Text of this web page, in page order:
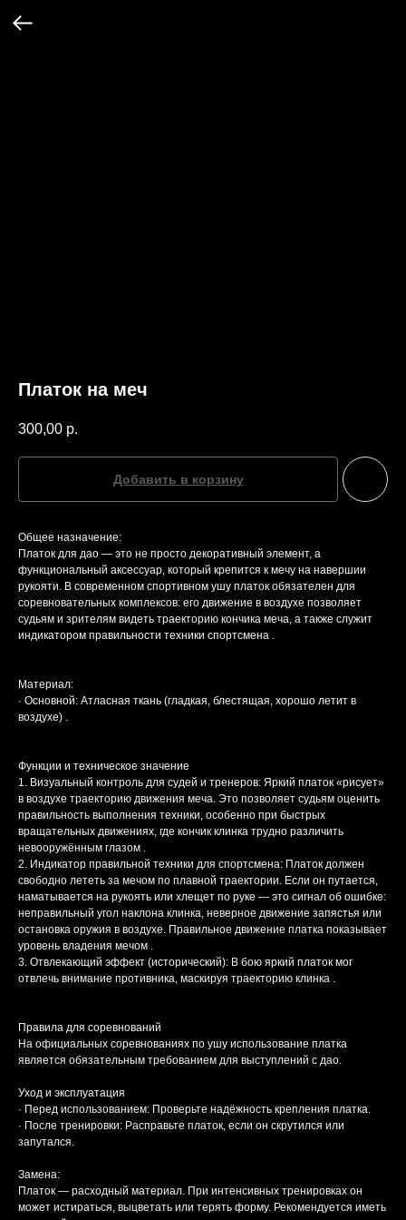
Платок на меч
300,00 р.
Добавить в корзину
Общее назначение:
Платок для дао — это не просто декоративный элемент, а
функциональный аксессуар, который крепится к мечу на навершии
рукояти. В современном спортивном ушу платок обязателен для
соревновательных комплексов: его движение в воздухе позволяет
судьям и зрителям видеть траекторию кончика меча, а также служит
индикатором правильности техники спортсмена .
Материал:
· Основной: Атласная ткань (гладкая, блестящая, хорошо летит в
воздухе) .
Функции и техническое значение
1. Визуальный контроль для судей и тренеров: Яркий платок «рисует»
в воздухе траекторию движения меча. Это позволяет судьям оценить
правильность выполнения техники, особенно при быстрых
вращательных движениях, где кончик клинка трудно различить
невооружённым глазом .
2. Индикатор правильной техники для спортсмена: Платок должен
свободно лететь за мечом по плавной траектории. Если он путается,
наматывается на рукоять или хлещет по руке — это сигнал об ошибке:
неправильный угол наклона клинка, неверное движение запястья или
остановка оружия в воздухе. Правильное движение платка показывает
уровень владения мечом .
3. Отвлекающий эффект (исторический): В бою яркий платок мог
отвлечь внимание противника, маскируя траекторию клинка .
Правила для соревнований
На официальных соревнованиях по ушу использование платка
является обязательным требованием для выступлений с дао.
Уход и эксплуатация
· Перед использованием: Проверьте надёжность крепления платка.
· После тренировки: Расправьте платок, если он скрутился или
запутался.
Замена:
Платок — расходный материал. При интенсивных тренировках он
может истираться, выцветать или терять форму. Рекомендуется иметь